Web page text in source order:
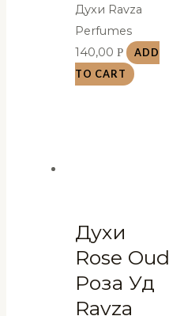
Духи Ravza
Perfumes
140,00Р
ADD
TO CART
Духи
Rose Oud
Роза Уд
Ravza